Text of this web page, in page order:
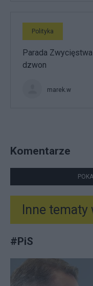
Polityka
Parada
dzwon
marek.w
Komentarze
Inne tematy
#PiS